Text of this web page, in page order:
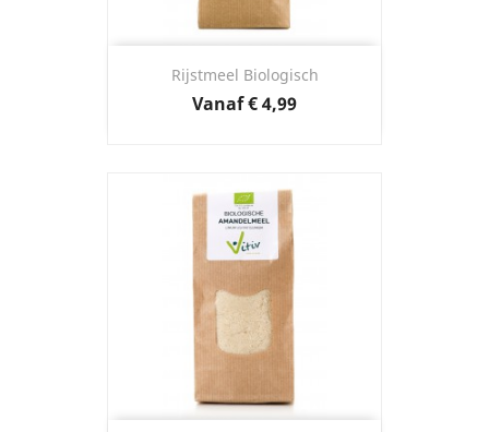
Rijstmeel Biologisch
VanafPrijs
€ 4,99